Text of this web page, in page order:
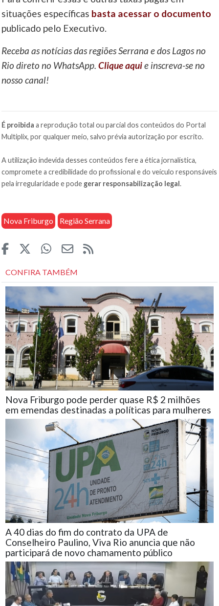
situações específicas basta acessar o documento
publicado pelo Executivo.
Receba as notícias das regiões Serrana e dos Lagos no
Rio direto no WhatsApp.Clique aquie inscreva-se no
nosso canal!
É proibida a reprodução total ou parcial dos conteúdos do Portal
Multiplix, por qualquer meio, salvo prévia autorização por escrito.
A utilização indevida desses conteúdos fere a ética jornalística,
compromete a credibilidade do profissional e do veículo responsáveis
pela irregularidade e pode gerar responsabilização legal.
Nova Friburgo Região Serrana
CONFIRA TAMBÉM
Nova Friburgo pode perder quase R$ 2 milhões
em emendas destinadas a políticas para mulheres
A 40 dias do fim do contrato da UPA de
Conselheiro Paulino, Viva Rio anuncia que não
participará de novo chamamento público